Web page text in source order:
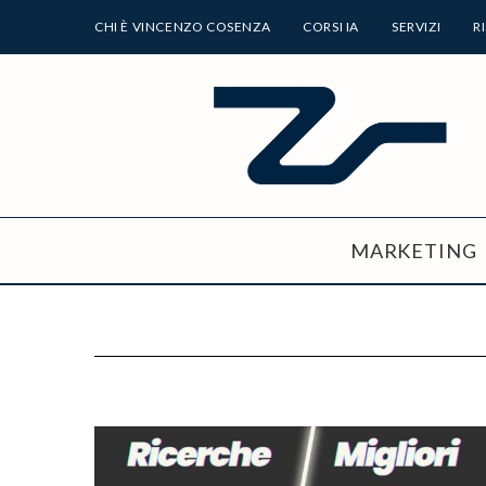
CHI È VINCENZO COSENZA CORSI IA SERVIZI
MARKETING